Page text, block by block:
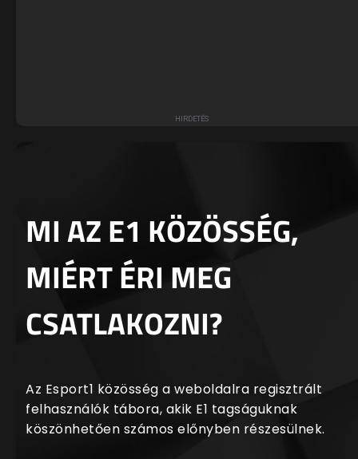
MI AZ E1 KÖZÖSSÉG,
MIÉRT ÉRI MEG
CSATLAKOZNI?
Az Esport1 közösség a weboldalra regisztrált
felhasználók tábora, akik E1 tagságuknak
köszönhetően számos előnyben részesülnek.